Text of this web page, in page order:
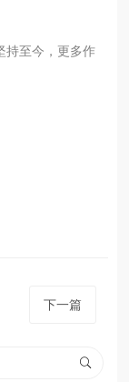
持至今，更多作
下一篇